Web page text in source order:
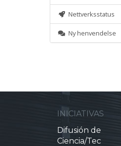
Nettverksstatus
Ny henvendelse
INICIATIVAS
Difusión de
Ciencia/Tec